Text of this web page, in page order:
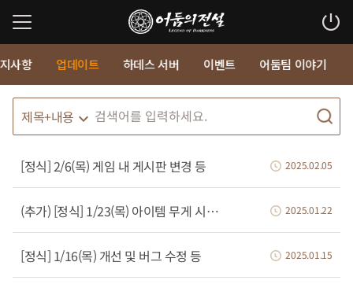
사항 업데이트 하데스 서버 이벤트 어둠팀 이야기
[정식] 2/6(목) 게임 내 게시판 변경 등 2025.02.05
(추가) [정식] 1/23(목) 아이템 무게 시스템 제거, 상시 핫타임 이벤트 주말 시간 2025.01.22
[정식] 1/16(목) 개선 및 버그 수정 등 2025.01.15